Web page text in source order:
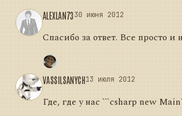
ALEXLAN7330 июня 2012
Спасибо за ответ. Все просто и
VASSILSANYCH13 июля 2012
Где, где у нас ```csharp new